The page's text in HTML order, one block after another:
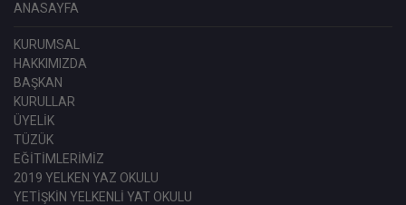
ANASAYFA
KURUMSAL
HAKKIMIZDA
BAŞKAN
KURULLAR
ÜYELİK
TÜZÜK
EĞİTİMLERİMİZ
2019 YELKEN YAZ OKULU
YETİŞKİN YELKENLİ YAT OKULU